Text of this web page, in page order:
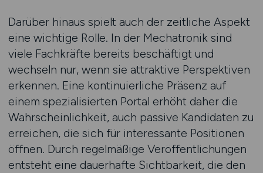
Darüber hinaus spielt auch der zeitliche Aspekt
eine wichtige Rolle. In der Mechatronik sind
viele Fachkräfte bereits beschäftigt und
wechseln nur, wenn sie attraktive Perspektiven
erkennen. Eine kontinuierliche Präsenz auf
einem spezialisierten Portal erhöht daher die
Wahrscheinlichkeit, auch passive Kandidaten zu
erreichen, die sich für interessante Positionen
öffnen. Durch regelmäßige Veröffentlichungen
entsteht eine dauerhafte Sichtbarkeit, die den